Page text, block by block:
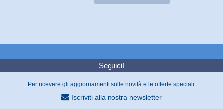
Seguici!
Per ricevere gli aggiornamenti sulle novità e le offerte speciali:
Iscriviti alla nostra newsletter